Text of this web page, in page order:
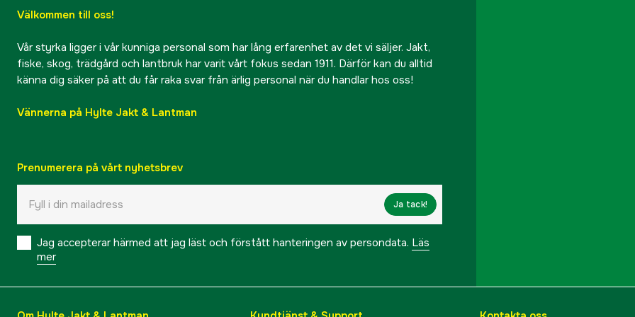
Välkommen till oss!
Vår styrka ligger i vår kunniga personal som har lång erfarenhet av det vi säljer. Jakt,
fiske, skog, trädgård och lantbruk har varit vårt fokus sedan 1911. Därför kan du alltid
känna dig säker på att du får raka svar från ärlig personal när du handlar hos oss!
Vännerna på Hylte Jakt & Lantman
Prenumerera på vårt nyhetsbrev
Ja tack!
Jag accepterar härmed att jag läst och förstått hanteringen av persondata. Läs
mer